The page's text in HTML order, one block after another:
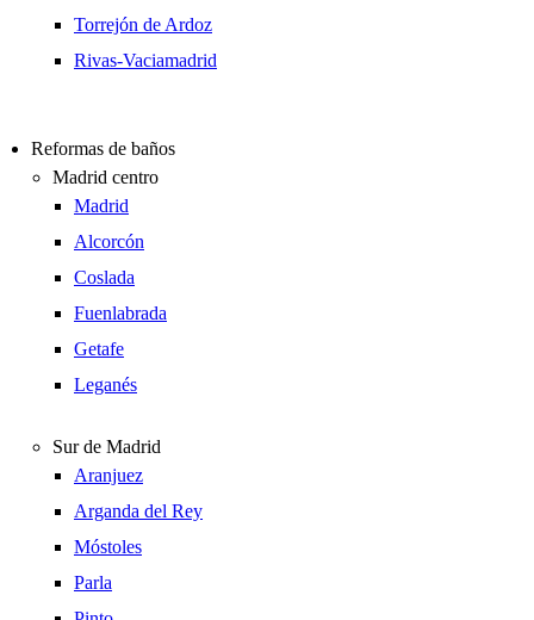
Torrejón de Ardoz
Rivas-Vaciamadrid
Reformas de baños
Madrid centro
Madrid
Alcorcón
Coslada
Fuenlabrada
Getafe
Leganés
Sur de Madrid
Aranjuez
Arganda del Rey
Móstoles
Parla